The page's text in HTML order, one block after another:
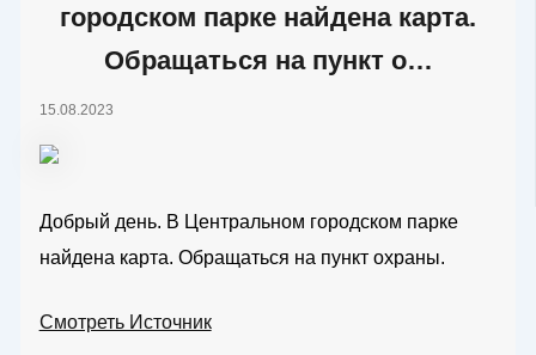
городском парке найдена карта.
Обращаться на пункт о…
15.08.2023
Добрый день. В Центральном городском парке
найдена карта. Обращаться на пункт охраны.
Смотреть Источник